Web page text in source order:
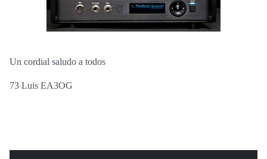
Un cordial saludo a todos
73 Luis EA3OG